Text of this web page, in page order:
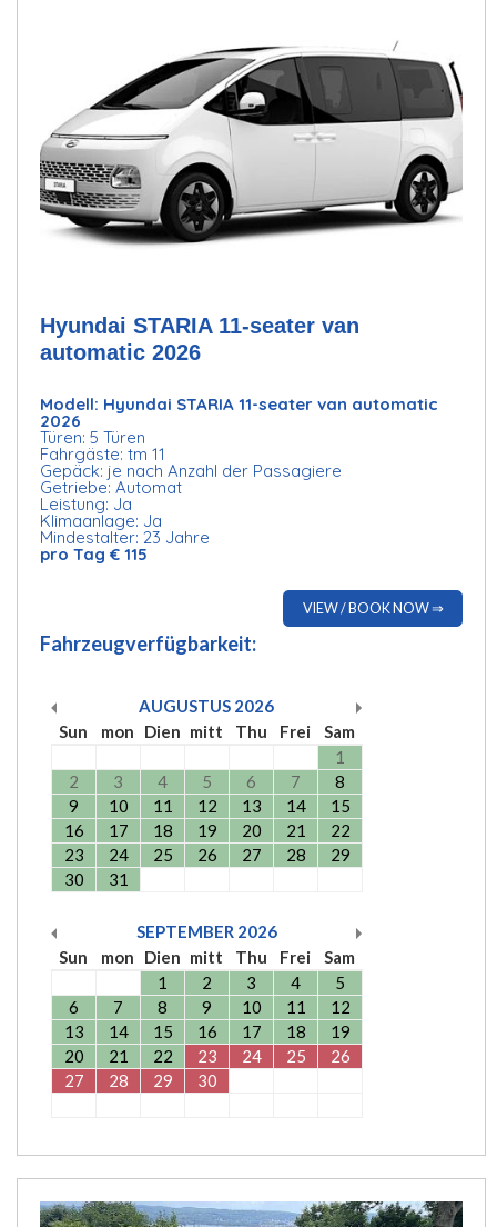
Hyundai STARIA 11-seater van
automatic 2026
Modell: Hyundai STARIA 11-seater van automatic
2026
Türen: 5 Türen
Fahrgäste: tm 11
Gepäck: je nach Anzahl der Passagiere
Getriebe: Automat
Leistung: Ja
Klimaanlage: Ja
Mindestalter: 23 Jahre
pro Tag € 115
VIEW / BOOK NOW ⇒
Fahrzeugverfügbarkeit:
AUGUSTUS 2026
Sun
mon Dien mitt Thu Frei
Sam
1
2
3 4 5 6 7
8
9
10 11 12 13 14
15
16
17 18 19 20 21
22
23
24 25 26 27 28
29
30
31
SEPTEMBER 2026
Sun
mon Dien mitt Thu Frei
Sam
1
2 3 4
5
6
7 8 9 10 11
12
13
14 15 16 17 18
19
20
21 22 23 24 25
26
27
28 29 30